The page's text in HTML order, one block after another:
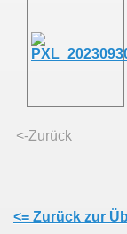
<-Zurück
<= Zurück zur